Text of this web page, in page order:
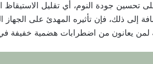
تحسين جودة النوم، أي تقليل الاستيقاظ
إلى ذلك، فإن تأثيره المهدئ على
لمن يعانون من اضطرابات هضمية خفيفة